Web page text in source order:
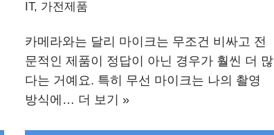
IT, 가전제품
카메라와는 달리 마이크는 무조건 비싸고 전
문적인 제품이 정답이 아닌 경우가 훨씬 더 많
다는 거예요. 특히 무선 마이크는 나의 촬영
방식에… 더 보기 »